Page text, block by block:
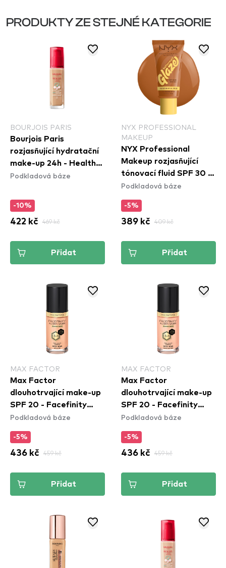
PRODUKTY ZE STEJNÉ KATEGORIE
BOURJOIS PARIS
Bourjois Paris
rozjasňující hydratační
make-up 24h - Healthy
Mix Clean Foundation -
Podkladová báze
-10%
422 kč 469 kč
Přidat
NYX PROFESSIONAL
MAKEUP
NYX Professional
Makeup rozjasňující
tónovací fluid SPF 30 -
Buttermelt Glaze Soft
Praline Butta
Podkladová báze
-5%
389 kč 409 kč
Přidat
MAX FACTOR
Max Factor
dlouhotrvající make-up
SPF 20 - Facefinity
Foundation - N75
Podkladová báze
-5%
436 kč 459 kč
Přidat
MAX FACTOR
Max Factor
dlouhotrvající make-up
SPF 20 - Facefinity
Foundation - C50
Podkladová báze
-5%
436 kč 459 kč
Přidat